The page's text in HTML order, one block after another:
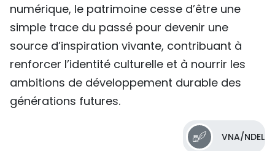
numérique, le patrimoine cesse d’être une
simple trace du passé pour devenir une
source d’inspiration vivante, contribuant à
renforcer l’identité culturelle et à nourrir les
ambitions de développement durable des
générations futures.
VNA/NDEL